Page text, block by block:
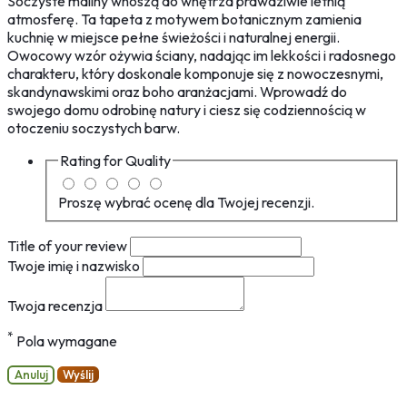
atmosferę. Ta tapeta z motywem botanicznym zamienia
kuchnię w miejsce pełne świeżości i naturalnej energii.
Owocowy wzór ożywia ściany, nadając im lekkości i radosnego
charakteru, który doskonale komponuje się z nowoczesnymi,
skandynawskimi oraz boho aranżacjami. Wprowadź do
swojego domu odrobinę natury i ciesz się codziennością w
otoczeniu soczystych barw.
Rating forQuality
Proszę wybrać ocenę dla Twojej recenzji.
Title of your review
Twoje imię i nazwisko
Twoja recenzja
* Pola wymagane
Anuluj Wyślij